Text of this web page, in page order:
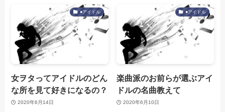
●アイドル
女ヲタってアイドルのどん
な所を見て好きになるの？
2020年6月14日
●アイドル
楽曲派のお前らが選ぶアイ
ドルの名曲教えて
2020年6月10日